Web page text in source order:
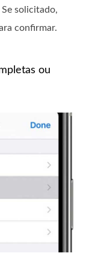
Se solicitado,
confirmar.
ou